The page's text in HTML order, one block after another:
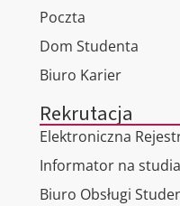
Poczta
Dom Studenta
Biuro Karier
Rekrutacja
Elektroniczna
Informator na studia
Biuro Obsługi